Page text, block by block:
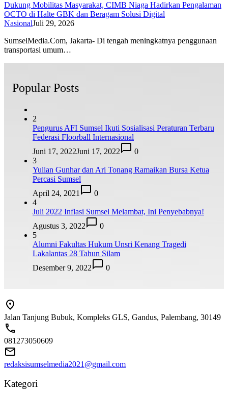
Dukung Mobilitas Masyarakat, CIMB Niaga Hadirkan Pengalaman
OCTO di Halte GBK dan Beragam Solusi Digital
NasionalJuli 29, 2026
SumselMedia.Com, Jakarta- Di tengah meningkatnya penggunaan
transportasi umum…
Popular Posts
2
Pengurus AFI Sumsel Ikuti Sosialisasi Peraturan Terbaru
Federasi Floorball Internasional
Juni 17, 2022Juni 17, 2022
0
3
Yulian Gunhar dan Ari Tonang Ramaikan Bursa Ketua
Percasi Sumsel
April 24, 2021
0
4
Juli 2022 Inflasi Sumsel Melambat, Ini Penyebabnya!
Agustus 3, 2022
0
5
Alumni Fakultas Hukum Unsri Kenang Tragedi
Lakalantas 28 Tahun Silam
Desember 9, 2022
0
Jalan Tanjung Bubuk, Kompleks GLS, Gandus, Palembang, 30149
081273050609
redaksisumselmedia2021@gmail.com
Kategori